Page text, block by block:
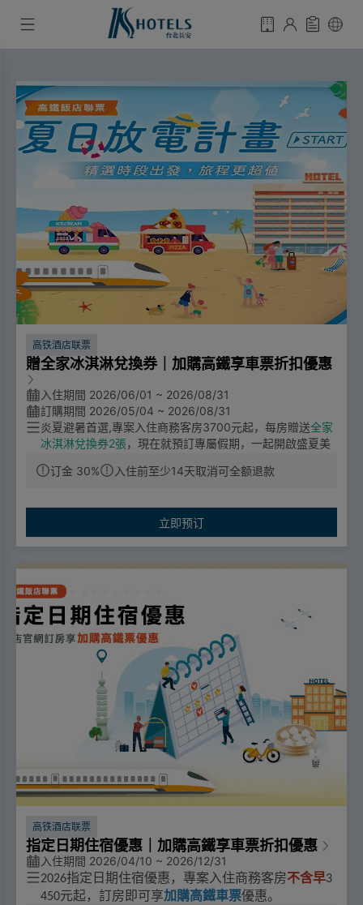
高铁酒店联票
贈全家冰淇淋兌換券｜加購高鐵享車票折扣優惠
入住期間 2026/06/01 ~ 2026/08/31
訂購期間 2026/05/04 ~ 2026/08/31
炎夏避暑首選,專案入住商務客房3700元起，每房贈送全家
冰淇淋兌換券2張，現在就預訂專屬假期，一起開啟盛夏美
🔼成人票：標準車廂對號座或商務車廂搭乘享全票票價95
🔼優待票：符合敬老、愛心、孩童身分者，享全額票價之5
订金 30% 入住前至少14天取消可全额退款
立即预订
高铁酒店联票
指定日期住宿優惠｜加購高鐵享車票折扣優惠
入住期間 2026/04/10 ~ 2026/12/31
2026指定日期住宿優惠，專案入住商務客房不含早3
450元起，訂房即可享加購高鐵車票優惠。